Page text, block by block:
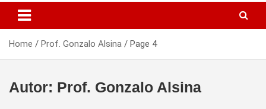
Home Prof. Gonzalo Alsina Page 4
Autor: Prof. Gonzalo Alsina